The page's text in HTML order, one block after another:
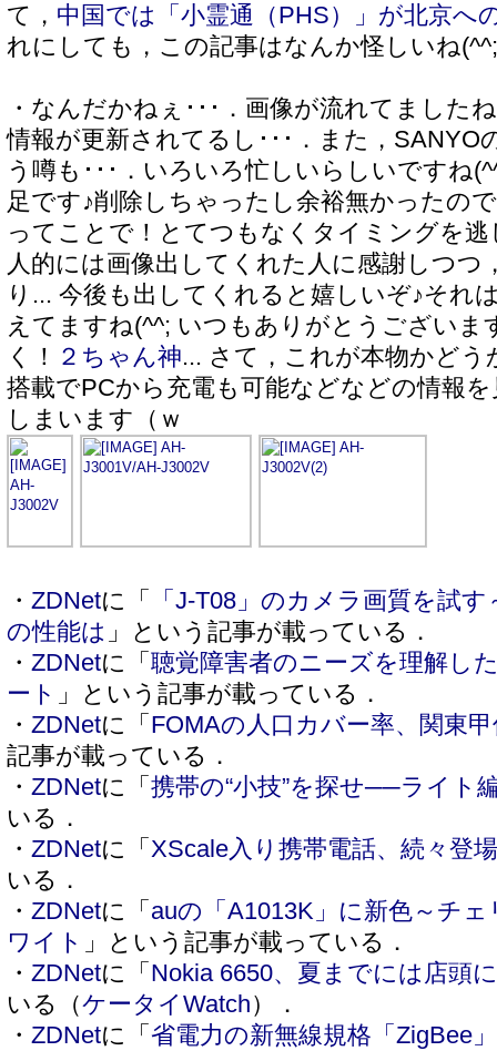
て， 中国では「小霊通（PHS）」が北京へ
れにしても，この記事はなんか怪しいね
・なんだかねぇ･･･．画像が流れてました
情報が更新されてるし･･･．また，SANYO
う噂も･･･．いろいろ忙しいらしいですね
足です♪削除しちゃったし余裕無かったの
ってことで！とてつもなくタイミングを
人的には画像出してくれた人に感謝しつつ
り... 今後も出してくれると嬉しいぞ♪それ
えてますね(^^; いつもありがとうございま
く！ ２ちゃん神... さて，これが本物かど
搭載でPCから充電も可能などなどの情報
しまいます（ｗ
・ZDNetに「
「J-T08」のカメラ画質を試
の性能は 」という記事が載っている．
・ZDNetに「聴覚障害者のニーズを理解し
ート 」という記事が載っている．
・ZDNetに「 FOMAの人口カバー率、関東
記事が載っている．
・ZDNetに「携帯の“小技”を探せ──ライト
いる．
・ZDNetに「XScale入り携帯電話、続々登
いる．
・ZDNetに「 auの「A1013K」に新色～チ
ワイト 」という記事が載っている．
・ZDNetに「 Nokia 6650、夏までには店頭
いる（ケータイWatch）．
・ZDNetに「省電力の新無線規格「ZigBee